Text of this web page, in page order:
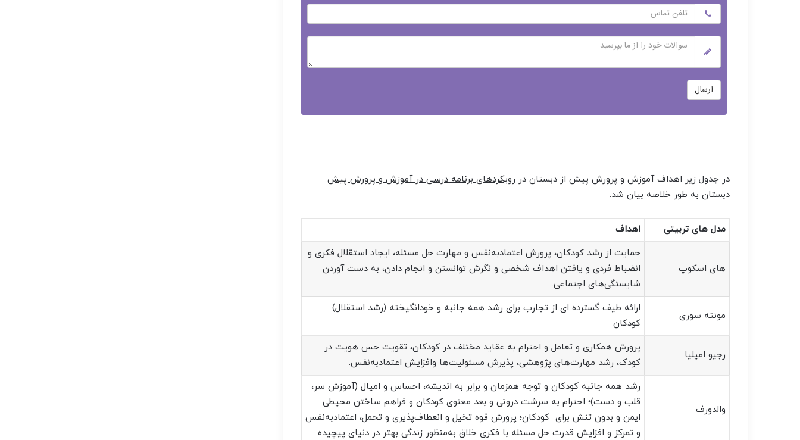
در جدول زیر اهداف آموزش و پرورش پیش از دبستان در رویکردهای برنامه درسی در آموزش و پرورش پیش
دبستان به طور خلاصه بیان شد.
مدل های تربیتی اهداف
های اسکوپ
حمایت از رشد کودکان، پرورش اعتمادبه‌نفس و مهارت حل مسئله، ایجاد استقلال فکری و
انضباط فردی و یافتن اهداف شخصی و نگرش توانستن و انجام دادن، به دست آوردن
شایستگی‌های اجتماعی.
مونته سوری
ارائه طیف گسترده ای از تجارب برای رشد همه جانبه و خودانگیخته (رشد استقلال)
کودکان
رجیو امیلیا
پرورش همکاری و تعامل و احترام به عقاید مختلف در کودکان، تقویت حس هویت در
کودک، رشد مهارت‌های پژوهشی، پذیرش مسئولیت‌ها وافزایش اعتمادبه‌نفس.
والدورف
رشد همه جانبه کودکان و توجه همزمان و برابر به اندیشه، احساس و امیال (آموزش سر،
قلب و دست)؛ احترام به سرشت درونی و بعد معنوی کودکان و فراهم ساختن محیطی
ایمن و بدون تنش برای کودکان؛ پرورش قوه تخیل و انعطاف‌پذیری و تحمل، اعتمادبه‌نفس
و تمرکز و افزایش قدرت حل مسئله با فکری خلاق به‌منظور زندگی بهتر در دنیای پیچیده‌.